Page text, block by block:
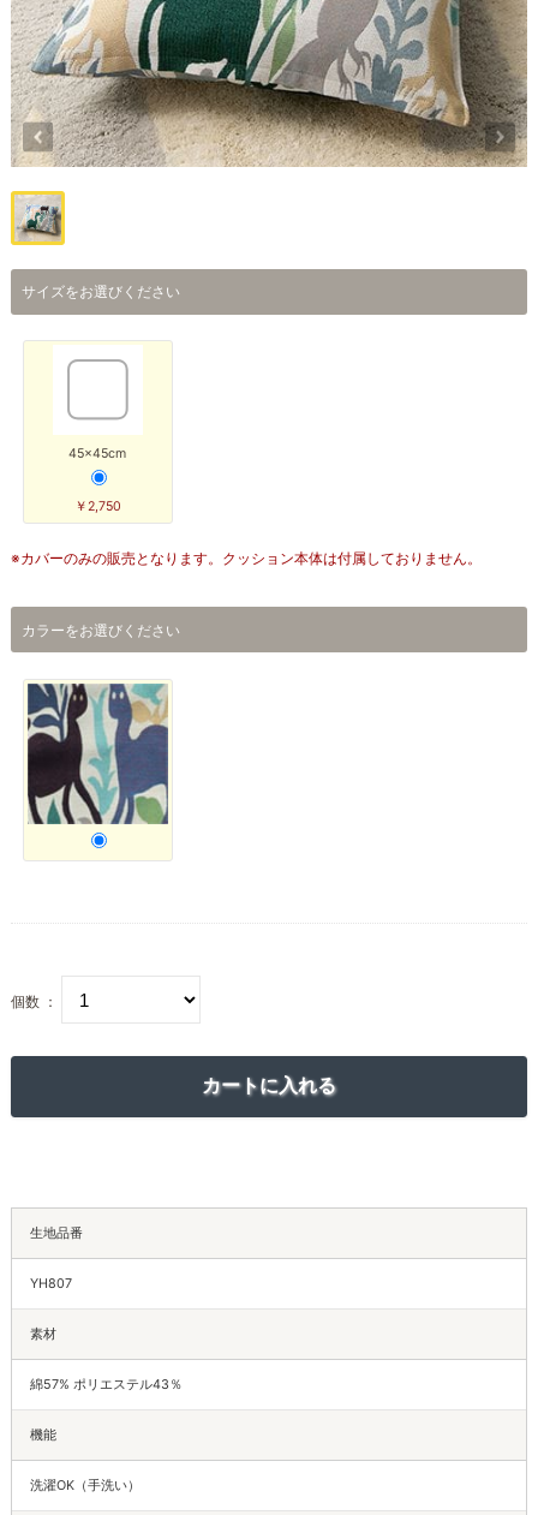
サイズをお選びください
45×45cm
￥2,750
※カバーのみの販売となります。クッション本体は付属しておりません。
カラーをお選びください
個数 ：
生地品番
YH807
素材
綿57% ポリエステル43％
機能
洗濯OK（手洗い）